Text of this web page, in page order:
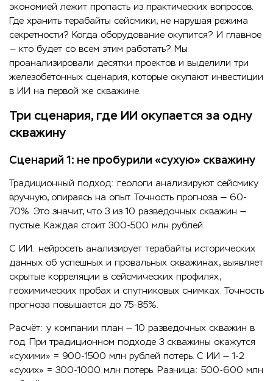
экономией лежит пропасть из практических вопросов.
Где хранить терабайты сейсмики, не нарушая режима
секретности? Когда оборудование окупится? И главное
— кто будет со всем этим работать? Мы
проанализировали десятки проектов и выделили три
железобетонных сценария, которые окупают инвестиции
в ИИ на первой же скважине.
Три сценария, где ИИ окупается за одну
скважину
Сценарий 1: не пробурили «сухую» скважину
Традиционный подход: геологи анализируют сейсмику
вручную, опираясь на опыт. Точность прогноза — 60-
70%. Это значит, что 3 из 10 разведочных скважин —
пустые. Каждая стоит 300-500 млн рублей.
С ИИ: нейросеть анализирует терабайты исторических
данных об успешных и провальных скважинах, выявляет
скрытые корреляции в сейсмических профилях,
геохимических пробах и спутниковых снимках. Точность
прогноза повышается до 75-85%.
Расчёт: у компании план — 10 разведочных скважин в
год. При традиционном подходе 3 скважины окажутся
«сухими» = 900-1500 млн рублей потерь. С ИИ — 1-2
«сухих» = 300-1000 млн потерь. Разница: 500-600 млн